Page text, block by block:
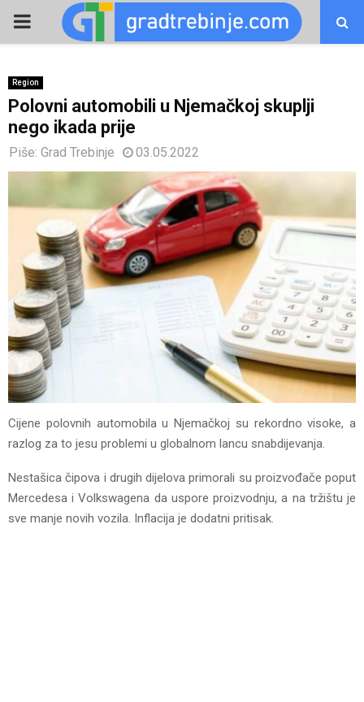
PRIMARY
Region
Polovni automobili u Njemačkoj skuplji
nego ikada prije
Piše: Grad Trebinje 03.05.2022
Cijene polovnih automobila u Njemačkoj su rekordno visoke, a
razlog za to jesu problemi u globalnom lancu snabdijevanja.
Nestašica čipova i drugih dijelova primorali su proizvođače poput
Mercedesa i Volkswagena da uspore proizvodnju, a na tržištu je
sve manje novih vozila. Inflacija je dodatni pritisak.